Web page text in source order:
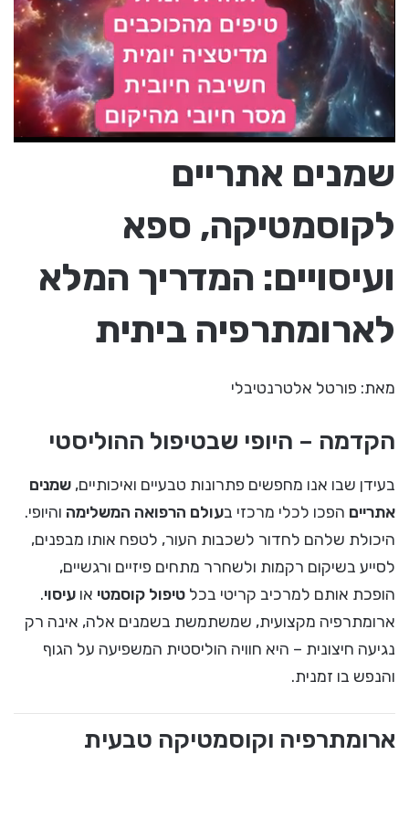
שמנים אתריים
לקוסמטיקה, ספא
ועיסויים: המדריך המלא
לארומתרפיה ביתית
מאת: פורטל אלטרנטיבלי
הקדמה – היופי שבטיפול ההוליסטי
בעידן שבו אנו מחפשים פתרונות טבעיים ואיכותיים, שמנים
אתריים הפכו לכלי מרכזי בעולם הרפואה המשלימה והיופי.
היכולת שלהם לחדור לשכבות העור, לטפח אותו מבפנים,
לסייע בשיקום רקמות ולשחרר מתחים פיזיים ורגשיים,
הופכת אותם למרכיב קריטי בכל טיפול קוסמטי או עיסוי.
ארומתרפיה מקצועית, שמשתמשת בשמנים אלה, אינה רק
נגיעה חיצונית – היא חוויה הוליסטית המשפיעה על הגוף
והנפש בו זמנית.
ארומתרפיה וקוסמטיקה טבעית